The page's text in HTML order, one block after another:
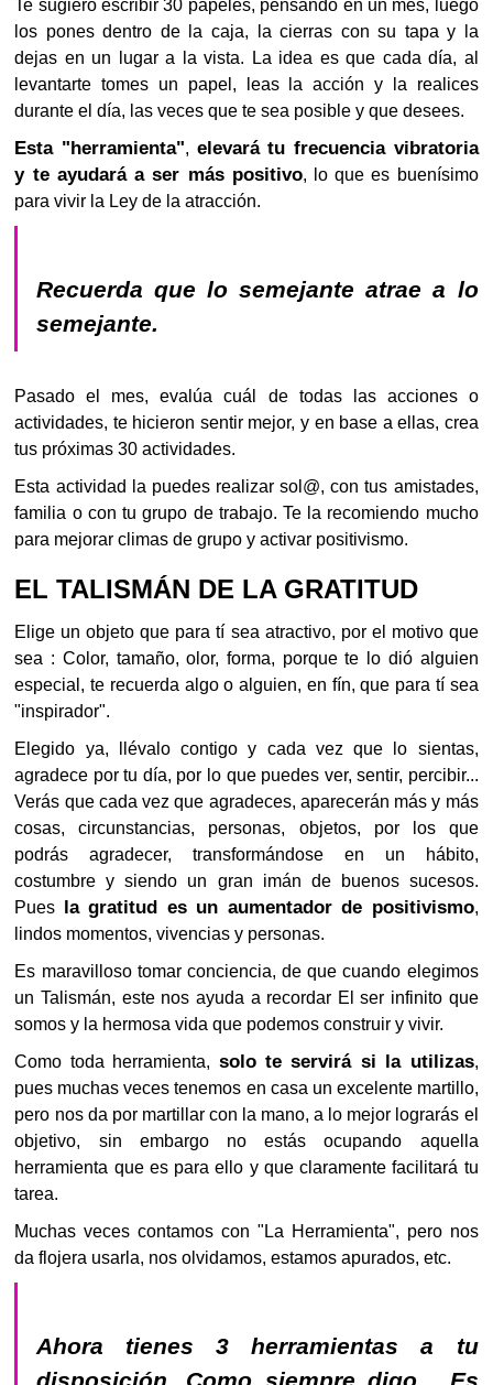
Te sugiero escribir 30 papeles, pensando en un mes, luego
los pones dentro de la caja, la cierras con su tapa y la
dejas en un lugar a la vista. La idea es que cada día, al
levantarte tomes un papel, leas la acción y la realices
durante el día, las veces que te sea posible y que desees.
Esta "herramienta", elevará tu frecuencia vibratoria
y te ayudará a ser más positivo, lo que es buenísimo
para vivir la Ley de la atracción.
Recuerda que lo semejante atrae a lo
semejante.
Pasado el mes, evalúa cuál de todas las acciones o
actividades, te hicieron sentir mejor, y en base a ellas, crea
tus próximas 30 actividades.
Esta actividad la puedes realizar sol@, con tus amistades,
familia o con tu grupo de trabajo. Te la recomiendo mucho
para mejorar climas de grupo y activar positivismo.
EL TALISMÁN DE LA GRATITUD
Elige un objeto que para tí sea atractivo, por el motivo que
sea : Color, tamaño, olor, forma, porque te lo dió alguien
especial, te recuerda algo o alguien, en fín, que para tí sea
"inspirador".
Elegido ya, llévalo contigo y cada vez que lo sientas,
agradece por tu día, por lo que puedes ver, sentir, percibir...
Verás que cada vez que agradeces, aparecerán más y más
cosas, circunstancias, personas, objetos, por los que
podrás agradecer, transformándose en un hábito,
costumbre y siendo un gran imán de buenos sucesos.
Pues la gratitud es un aumentador de positivismo,
lindos momentos, vivencias y personas.
Es maravilloso tomar conciencia, de que cuando elegimos
un Talismán, este nos ayuda a recordar El ser infinito que
somos y la hermosa vida que podemos construir y vivir.
Como toda herramienta, solo te servirá si la utilizas,
pues muchas veces tenemos en casa un excelente martillo,
pero nos da por martillar con la mano, a lo mejor lograrás el
objetivo, sin embargo no estás ocupando aquella
herramienta que es para ello y que claramente facilitará tu
tarea.
Muchas veces contamos con "La Herramienta", pero nos
da flojera usarla, nos olvidamos, estamos apurados, etc.
Ahora tienes 3 herramientas a tu
disposición. Como siempre digo... Es